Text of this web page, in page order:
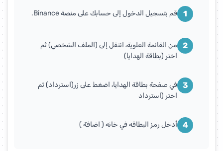
1 قم بتسجيل الدخول إلى حسابك على منصة Binance.
2
من القائمة العلوية، انتقل إلى (الملف الشخصي) ثم
اختر (بطاقة الهدايا)
3
في صفحة بطاقة الهدايا، اضغط على زر(استرداد) ثم
اختر (استرداد
4 أدخل رمز البطاقه في خانه ( اضافة )